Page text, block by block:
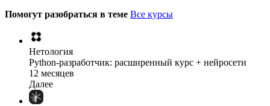
Помогут разобраться в теме Все курсы
Нетология
Python-разработчик: расширенный курс + нейросети
12 месяцев
Далее